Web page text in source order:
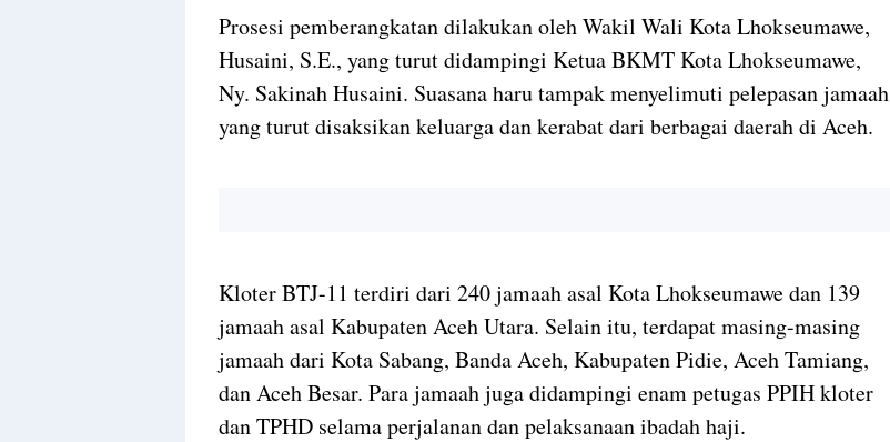
Prosesi pemberangkatan dilakukan oleh Wakil Wali Kota Lhokseumawe,
Husaini, S.E., yang turut didampingi Ketua BKMT Kota Lhokseumawe,
Ny. Sakinah Husaini. Suasana haru tampak menyelimuti pelepasan jamaah
yang turut disaksikan keluarga dan kerabat dari berbagai daerah di Aceh.
Kloter BTJ-11 terdiri dari 240 jamaah asal Kota Lhokseumawe dan 139
jamaah asal Kabupaten Aceh Utara. Selain itu, terdapat masing-masing
jamaah dari Kota Sabang, Banda Aceh, Kabupaten Pidie, Aceh Tamiang,
dan Aceh Besar. Para jamaah juga didampingi enam petugas PPIH kloter
dan TPHD selama perjalanan dan pelaksanaan ibadah haji.